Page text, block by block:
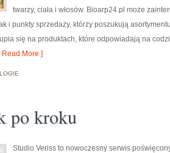
twarzy, ciała i włosów. Bioarp24.pl może
i punkty sprzedaży, którzy poszukują
się na produktach, które odpowiadają na
Read More ]
po kroku
Studio Veriss to nowoczesny serwis